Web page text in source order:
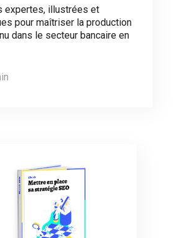
expertes, illustrées et
pour maîtriser la production
dans le secteur bancaire en